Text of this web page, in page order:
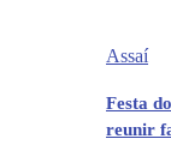
Assaí
Festa
reunir